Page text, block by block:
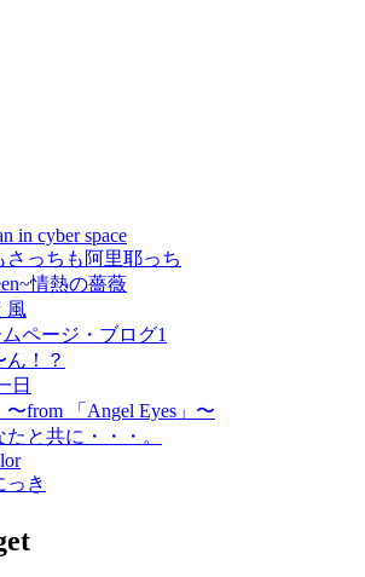
in cyber space
さっちも阿里耶っち
情熱の薔薇
風
ページ・ブログ1
ん！？
日
from 「Angel Eyes」〜
と共に・・・。
っき